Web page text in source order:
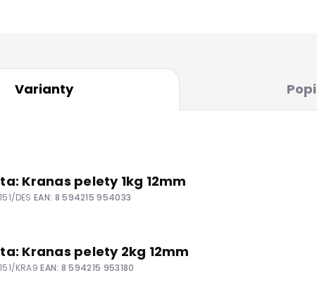
Varianty
Kranas pelety 1kg 12mm
DES EAN: 8 594215 954033
Kranas pelety 2kg 12mm
KRA9EAN: 8 594215 953180